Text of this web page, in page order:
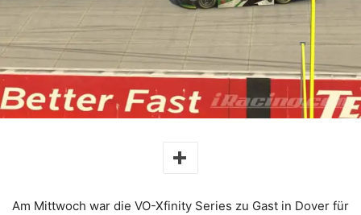
Am Mittwoch war die VO-Xfinity Series zu Gast in Dover für